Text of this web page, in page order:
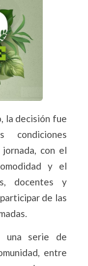
la decisión fue
con el
y el
docentes y
de las
una serie de
entre